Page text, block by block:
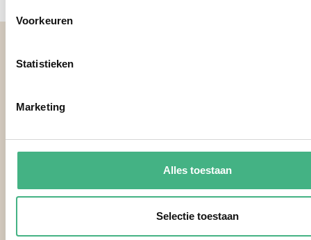
Voorkeuren
Statistieken
Marketing
Alles toestaan
Selectie toestaan
Contactgegevens
Burgemeester Van Lierplein 51
010 - 4351022